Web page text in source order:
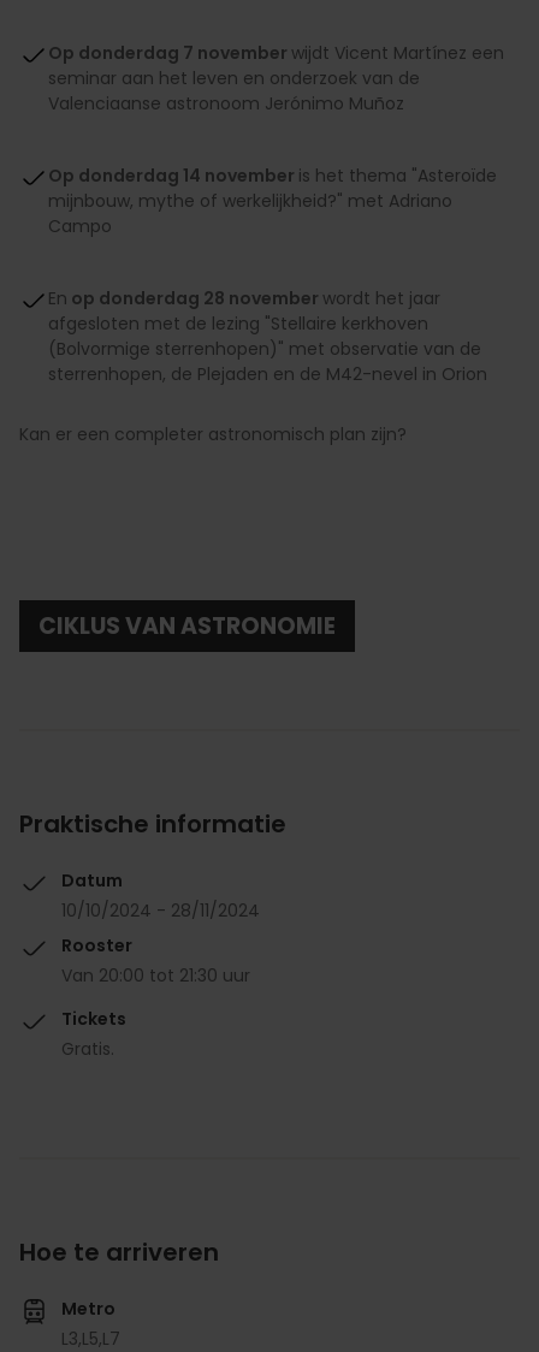
Op donderdag 7 november wijdt Vicent Martínez een
seminar aan het leven en onderzoek van de
Valenciaanse astronoom Jerónimo Muñoz
Op donderdag 14 november is het thema "Asteroïde
mijnbouw, mythe of werkelijkheid?" met Adriano
Campo
En op donderdag 28 november wordt het jaar
afgesloten met de lezing "Stellaire kerkhoven
(Bolvormige sterrenhopen)" met observatie van de
sterrenhopen, de Plejaden en de M42-nevel in Orion
Kan er een completer astronomisch plan zijn?
CIKLUS VAN ASTRONOMIE
Praktische informatie
Datum
10/10/2024 - 28/11/2024
Rooster
Van 20:00 tot 21:30 uur
Tickets
Gratis.
Hoe te arriveren
Metro
L3,L5,L7